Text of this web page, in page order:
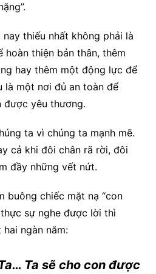
thiếu nhất không phải là
thiện bản thân, thêm
hay thêm một động lực để
là một nơi đủ an toàn để
được yêu thương.
ta vì chúng ta mạnh mẽ.
cả khi đôi chân rã rời, đôi
đầy những vết nứt.
buông chiếc mặt nạ “con
sự nghe được lời thì
ngàn năm:
Ta sẽ cho con được